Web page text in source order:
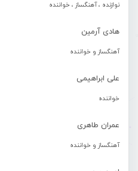
نوازنده ، آهنگساز ، خواننده
هادی آرمین
آهنگساز و خواننده
علی ابراهیمی
خواننده
عمران طاهری
آهنگساز و خواننده